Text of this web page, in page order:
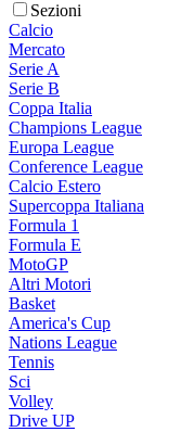
Sezioni
Calcio
Mercato
Serie A
Serie B
Coppa Italia
Champions League
Europa League
Conference League
Calcio Estero
Supercoppa Italiana
Formula 1
Formula E
MotoGP
Altri Motori
Basket
America's Cup
Nations League
Tennis
Sci
Volley
Drive UP